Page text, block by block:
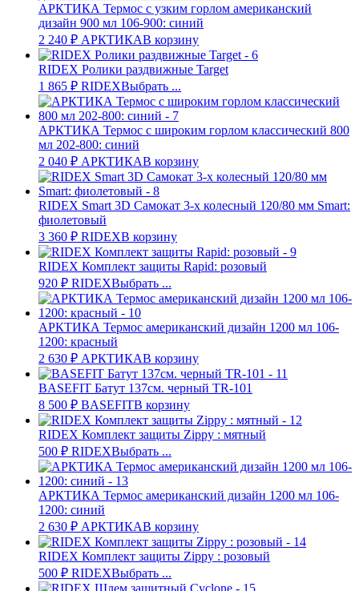
АРКТИКА Термос с узким горлом американский
дизайн 900 мл 106-900: синий
2 240 ₽ АРКТИКАВ корзину
RIDEX Ролики раздвижные Target
1 865 ₽ RIDEXВыбрать ...
АРКТИКА Термос с широким горлом классический 800
мл 202-800: синий
2 040 ₽ АРКТИКАВ корзину
RIDEX Smart 3D Самокат 3-х колесный 120/80 мм Smart:
фиолетовый
3 360 ₽ RIDEXВ корзину
RIDEX Комплект защиты Rapid: розовый
920 ₽ RIDEXВыбрать ...
АРКТИКА Термос американский дизайн 1200 мл 106-
1200: красный
2 630 ₽ АРКТИКАВ корзину
BASEFIT Батут 137см. черный TR-101
8 500 ₽ BASEFITВ корзину
RIDEX Комплект защиты Zippy : мятный
500 ₽ RIDEXВыбрать ...
АРКТИКА Термос американский дизайн 1200 мл 106-
1200: синий
2 630 ₽ АРКТИКАВ корзину
RIDEX Комплект защиты Zippy : розовый
500 ₽ RIDEXВыбрать ...